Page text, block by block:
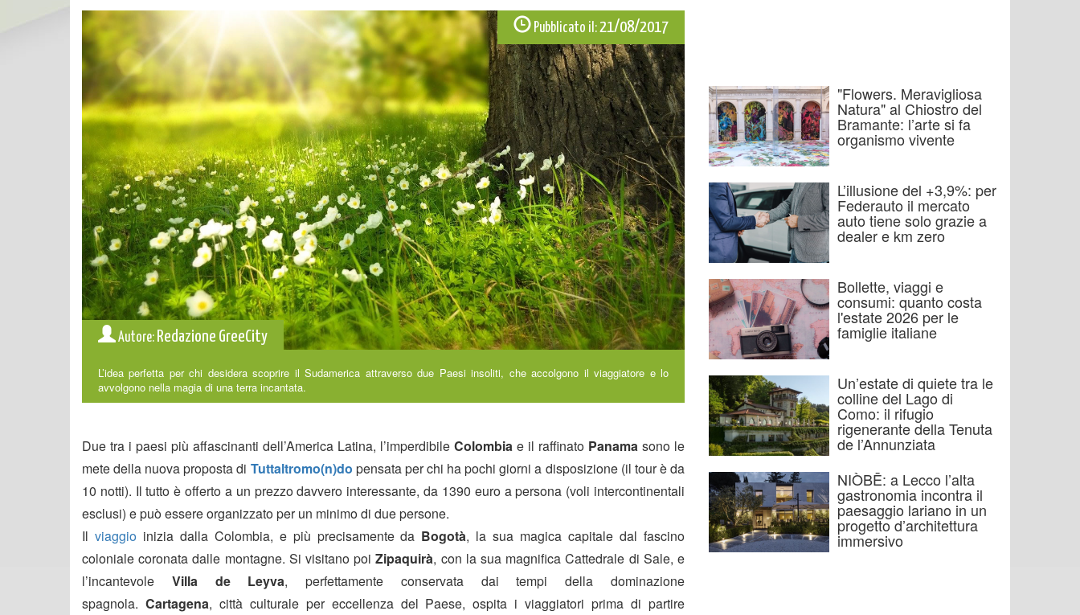
Pubblicato il:21/08/2017
Autore: Redazione GreeCity
L’idea perfetta per chi desidera scoprire il Sudamerica attraverso due Paesi insoliti, che accolgono il viaggiatore e lo
avvolgono nella magia di una terra incantata.
Due tra i paesi più affascinanti dell’America Latina, l’imperdibile Colombia e il raffinato Panama sono le
mete della nuova proposta di Tuttaltromo(n)do pensata per chi ha pochi giorni a disposizione (il tour è da
10 notti). Il tutto è offerto a un prezzo davvero interessante, da 1390 euro a persona (voli intercontinentali
esclusi) e può essere organizzato per un minimo di due persone.
Il viaggioinizia dalla Colombia, e più precisamente da Bogotà, la sua magica capitale dal fascino
coloniale coronata dalle montagne. Si visitano poiZipaquirà, con la sua magnifica Cattedrale di Sale, e
l’incantevole Villa de Leyva, perfettamente conservata dai tempi della dominazione
spagnola. Cartagena, città culturale per eccellenza del Paese, ospita i viaggiatori prima di partire
"Flowers. Meravigliosa
Natura" al Chiostro del
Bramante: l’arte si fa
organismo vivente
L’illusione del +3,9%: per
Federauto il mercato
auto tiene solo grazie a
dealer e km zero
Bollette, viaggi e
consumi: quanto costa
l'estate 2026 per le
famiglie italiane
Un’estate di quiete tra le
colline del Lago di
Como: il rifugio
rigenerante della Tenuta
de l’Annunziata
NIÒBĒ: a Lecco l’alta
gastronomia incontra il
paesaggio lariano in un
progetto d’architettura
immersivo